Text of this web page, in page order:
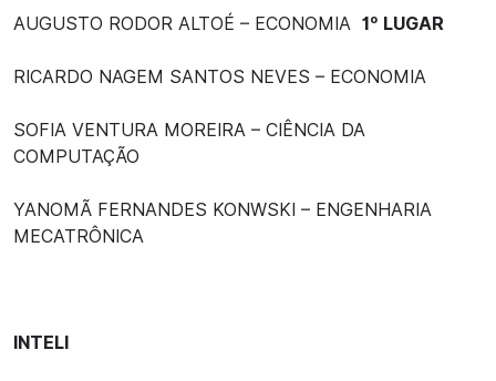
AUGUSTO RODOR ALTOÉ – ECONOMIA 1º LUGAR
RICARDO NAGEM SANTOS NEVES – ECONOMIA
SOFIA VENTURA MOREIRA – CIÊNCIA DA
COMPUTAÇÃO
YANOMÃ FERNANDES KONWSKI – ENGENHARIA
MECATRÔNICA
INTELI